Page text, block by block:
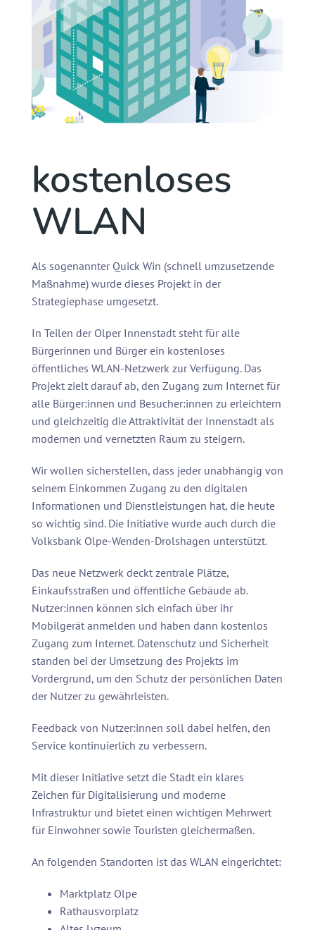
kostenloses
WLAN
Als sogenannter Quick Win (schnell umzusetzende
Maßnahme) wurde dieses Projekt in der
Strategiephase umgesetzt.
In Teilen der Olper Innenstadt steht für alle
Bürgerinnen und Bürger ein kostenloses
öffentliches WLAN-Netzwerk zur Verfügung. Das
Projekt zielt darauf ab, den Zugang zum Internet für
alle Bürger:innen und Besucher:innen zu erleichtern
und gleichzeitig die Attraktivität der Innenstadt als
modernen und vernetzten Raum zu steigern.
Wir wollen sicherstellen, dass jeder unabhängig von
seinem Einkommen Zugang zu den digitalen
Informationen und Dienstleistungen hat, die heute
so wichtig sind. Die Initiative wurde auch durch die
Volksbank Olpe-Wenden-Drolshagen unterstützt.
Das neue Netzwerk deckt zentrale Plätze,
Einkaufsstraßen und öffentliche Gebäude ab.
Nutzer:innen können sich einfach über ihr
Mobilgerät anmelden und haben dann kostenlos
Zugang zum Internet. Datenschutz und Sicherheit
standen bei der Umsetzung des Projekts im
Vordergrund, um den Schutz der persönlichen Daten
der Nutzer zu gewährleisten.
Feedback von Nutzer:innen soll dabei helfen, den
Service kontinuierlich zu verbessern.
Mit dieser Initiative setzt die Stadt ein klares
Zeichen für Digitalisierung und moderne
Infrastruktur und bietet einen wichtigen Mehrwert
für Einwohner sowie Touristen gleichermaßen.
An folgenden Standorten ist das WLAN eingerichtet:
Marktplatz Olpe
Rathausvorplatz